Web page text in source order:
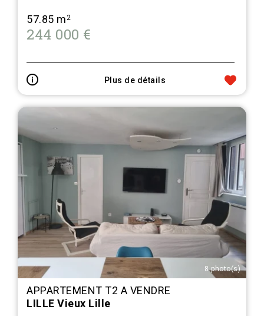
57.85 m2
244 000 €
Plus de détails
8 photo(s)
APPARTEMENT T2 A VENDRE
LILLE Vieux Lille